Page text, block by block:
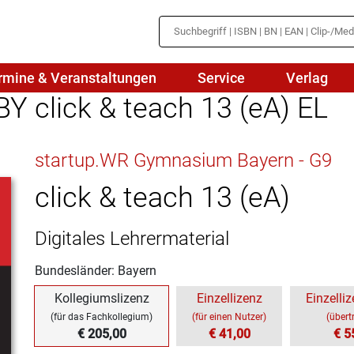
Medienbildung
Naturwissenschaften/NuT
Physik
Politik
Religion
Spanisch
& Veranstaltungen Service Verlag
click & teach 13 (eA) EL
startup.WR Gymnasium Bayern - G9
click & teach 13 (eA)
Digitales Lehrermaterial
Bundesländer: Bayern
Kollegiumslizenz
(für das Fachkollegium)
€ 205,00
Einzellizenz
(für einen Nutzer)
€ 41,00 €